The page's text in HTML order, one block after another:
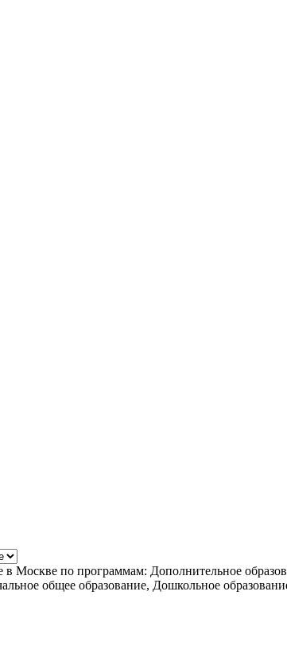
Москве по программам: Дополнительное
общее образование, Дошкольное